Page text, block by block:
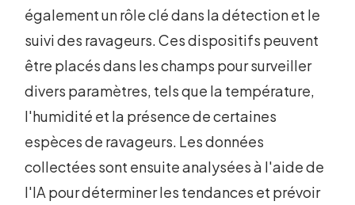
également un rôle clé dans la détection et le
suivi des ravageurs. Ces dispositifs peuvent
être placés dans les champs pour surveiller
divers paramètres, tels que la température,
l'humidité et la présence de certaines
espèces de ravageurs. Les données
collectées sont ensuite analysées à l'aide de
l'IA pour déterminer les tendances et prévoir